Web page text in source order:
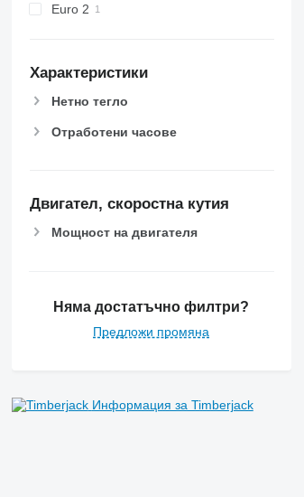
Euro 2
Характеристики
Нетно тегло
Отработени часове
Двигател, скоростна кутия
Мощност на двигателя
Няма достатъчно филтри?
Предложи промяна
Информация за Timberjack